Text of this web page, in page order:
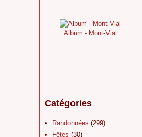
Album - Mont-Vial
Catégories
Randonnées (299)
Fêtes (30)